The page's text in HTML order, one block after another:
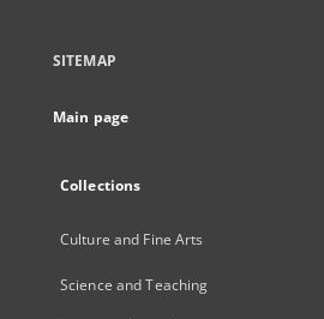
SITEMAP
Main page
Collections
Culture and Fine Arts
Science and Teaching